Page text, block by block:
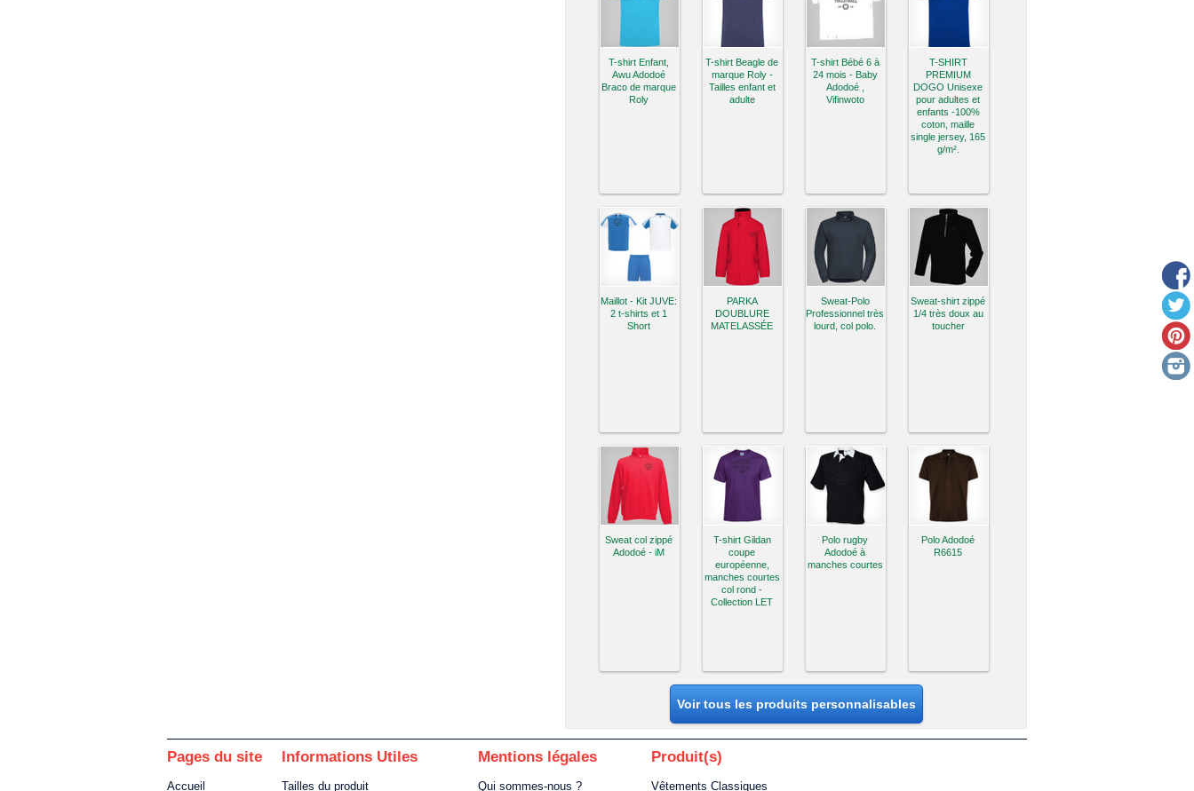
T-shirt Enfant,
Awu Adodoé
Braco de marque
Roly
T-shirt Beagle de
marque Roly -
Tailles enfant et
adulte
T-shirt Bébé 6 à
24 mois - Baby
Adodoé ,
Vifinwoto
T-SHIRT
PREMIUM
DOGO Unisexe
pour adultes et
enfants -100%
coton, maille
single jersey, 165
g/m².
Maillot - Kit JUVE:
2 t-shirts et 1
Short
PARKA
DOUBLURE
MATELASSÉE
Sweat-Polo
Professionnel très
lourd, col polo.
Sweat-shirt zippé
1/4 très doux au
toucher
Sweat col zippé
Adodoé - iM
T-shirt Gildan
coupe
européenne,
manches courtes
col rond -
Collection LET
Polo rugby
Adodoé à
manches courtes
Polo Adodoé
R6615
Voir tous les produits personnalisables
Pages du site
Accueil
Informations Utiles
Tailles du produit
Mentions légales
Qui sommes-nous ?
Produit(s)
Vêtements Classiques